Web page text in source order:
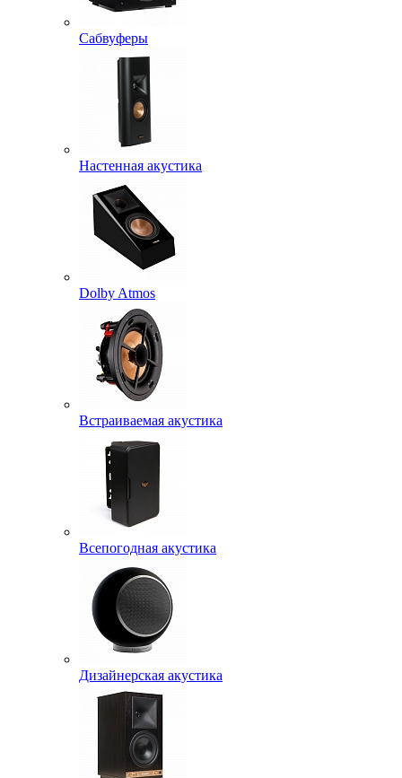
Сабвуферы
Настенная акустика
Dolby Atmos
Встраиваемая акустика
Всепогодная акустика
Дизайнерская акустика